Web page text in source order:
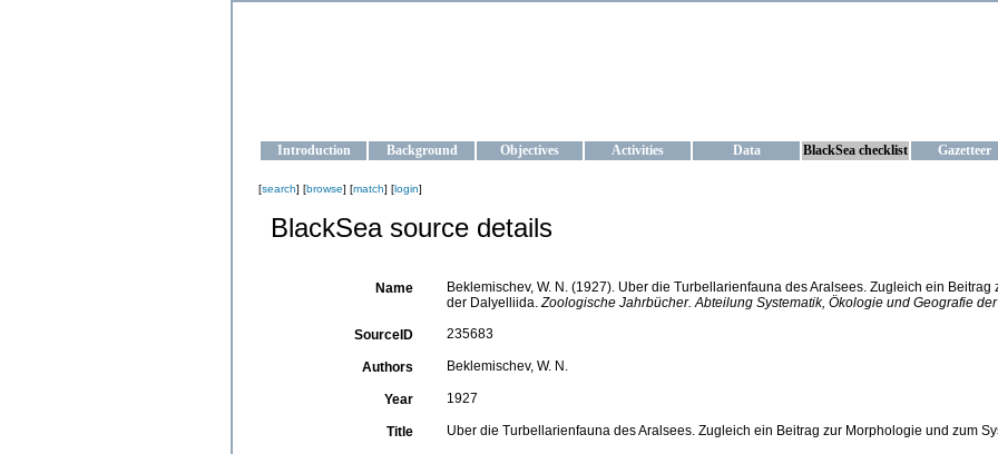
Introduction Background Objectives Activities Data BlackSea checklist Gazetteer
[search] [browse] [match] [login]
BlackSea source details
Name
Beklemischev, W. N. (1927). Uber die Turbellarienfauna des Aralsees. Zugleich ein
der Dalyelliida.Zoologische Jahrbücher. Abteilung Systematik, Ökologie und Geografie
SourceID 235683
Authors Beklemischev, W. N.
Year 1927
Title Uber die Turbellarienfauna des Aralsees. Zugleich ein Beitrag zur Morphologie und zum